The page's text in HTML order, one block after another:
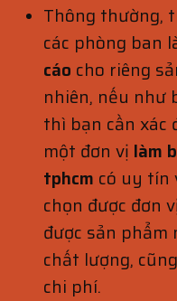
Thông thường,
các phòng ban
cáo cho riêng
nhiên, nếu như
thì bạn cần xác
một đơn vị làm
tphcm có uy tín
chọn được đơn
được sản phẩm
chất lượng,
chi phí.